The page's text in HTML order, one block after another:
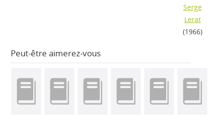
Serge
Lerat
(1966)
Peut-être aimerez-vous